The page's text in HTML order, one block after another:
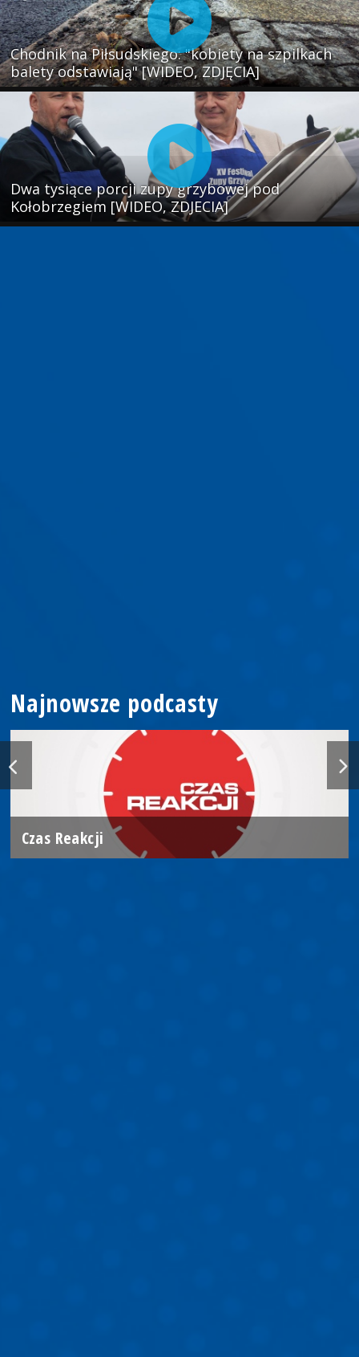
Chodnik na Piłsudskiego: "kobiety na szpilkach
balety odstawiają" [WIDEO, ZDJĘCIA]
Dwa tysiące porcji zupy grzybowej pod
Kołobrzegiem [WIDEO, ZDJECIA]
Najnowsze podcasty
Czas Reakcji